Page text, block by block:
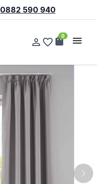
0882 590 940
person_outline favorite_border shopping_bag
0 menu